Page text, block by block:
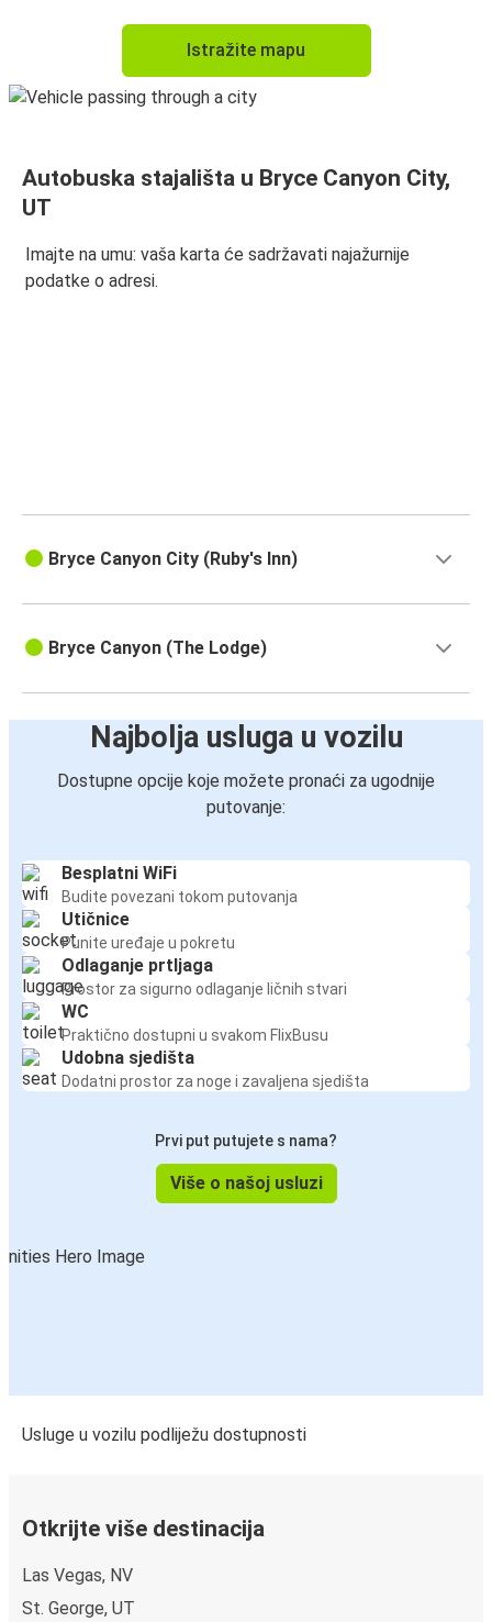
Istražite mapu
Autobuska stajališta u Bryce Canyon City,
UT
Imajte na umu: vaša karta će sadržavati najažurnije
podatke o adresi.
Bryce Canyon City (Ruby's Inn)
Bryce Canyon (The Lodge)
Najbolja usluga u vozilu
Dostupne opcije koje možete pronaći za ugodnije
putovanje:
Besplatni WiFi
Budite povezani tokom putovanja
Utičnice
Punite uređaje u pokretu
Odlaganje prtljaga
Prostor za sigurno odlaganje ličnih stvari
WC
Praktično dostupni u svakom FlixBusu
Udobna sjedišta
Dodatni prostor za noge i zavaljena sjedišta
Prvi put putujete s nama?
Više o našoj usluzi
Usluge u vozilu podliježu dostupnosti
Otkrijte više destinacija
Las Vegas, NV
St. George, UT